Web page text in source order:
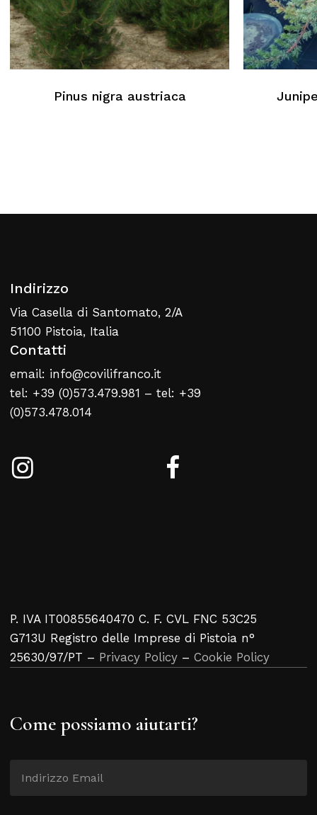
Pinus nigra austriaca
Indirizzo
Via Casella di Santomato, 2/A
51100 Pistoia, Italia
Contatti
email: info@covilifranco.it
tel: +39 (0)573.479.981 – tel: +39
(0)573.478.014
P. IVA IT00855640470 C. F. CVL FNC 53C25
G713U Registro delle Imprese di Pistoia n°
25630/97/PT – Privacy Policy – Cookie Policy
Come possiamo aiutarti?